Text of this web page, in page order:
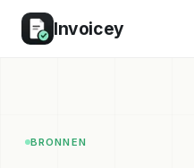
Invoicey
BRONNEN